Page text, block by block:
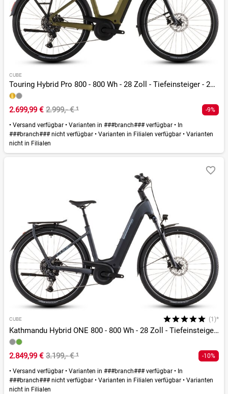
CUBE
Touring Hybrid Pro 800 - 800 Wh - 28 Zoll - Tiefeinsteiger - 2026
2.699,99 € 2.999,- €¹ -9%
• Versand verfügbar • Varianten in ###branch### verfügbar • In
###branch### nicht verfügbar • Varianten in Filialen verfügbar • Varianten
nicht in Filialen
CUBE (1)*
Kathmandu Hybrid ONE 800 - 800 Wh - 28 Zoll - Tiefeinsteiger - 2026
2.849,99 € 3.199,- €¹ -10%
• Versand verfügbar • Varianten in ###branch### verfügbar • In
###branch### nicht verfügbar • Varianten in Filialen verfügbar • Varianten
nicht in Filialen